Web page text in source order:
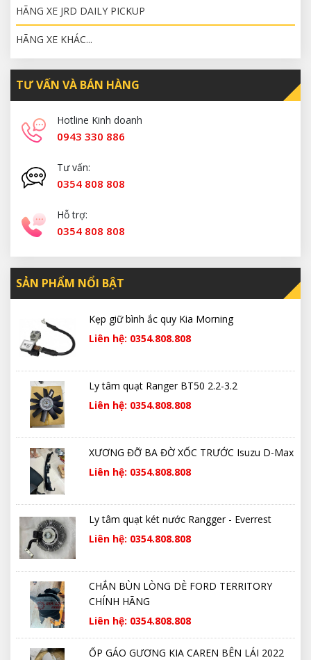
HÃNG XE JRD DAILY PICKUP
HÃNG XE KHÁC...
TƯ VẤN VÀ BÁN HÀNG
Hotline Kinh doanh
0943 330 886
Tư vấn:
0354 808 808
Hỗ trợ:
0354 808 808
SẢN PHẨM NỔI BẬT
Kẹp giữ bình ắc quy Kia Morning
Liên hệ: 0354.808.808
Ly tâm quạt Ranger BT50 2.2-3.2
Liên hệ: 0354.808.808
XƯƠNG ĐỠ BA ĐỜ XỐC TRƯỚC Isuzu D-Max
Liên hệ: 0354.808.808
Ly tâm quạt két nước Rangger - Everrest
Liên hệ: 0354.808.808
CHẮN BÙN LÒNG DÈ FORD TERRITORY
CHÍNH HÃNG
Liên hệ: 0354.808.808
ỐP GÁO GƯƠNG KIA CAREN BÊN LÁI 2022